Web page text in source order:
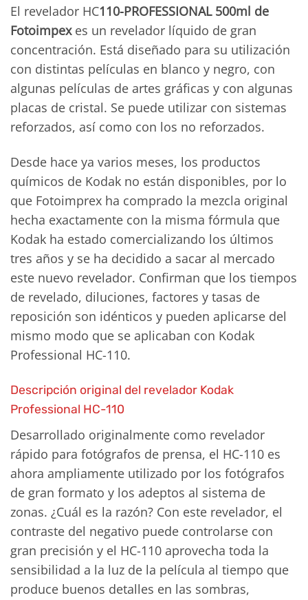
El revelador HC110-PROFESSIONAL 500ml de
Fotoimpex es un revelador líquido de gran
concentración. Está diseñado para su utilización
con distintas películas en blanco y negro, con
algunas películas de artes gráficas y con algunas
placas de cristal. Se puede utilizar con sistemas
reforzados, así como con los no reforzados.
Desde hace ya varios meses, los productos
químicos de Kodak no están disponibles, por lo
que Fotoimprex ha comprado la mezcla original
hecha exactamente con la misma fórmula que
Kodak ha estado comercializando los últimos
tres años y se ha decidido a sacar al mercado
este nuevo revelador. Confirman que los tiempos
de revelado, diluciones, factores y tasas de
reposición son idénticos y pueden aplicarse del
mismo modo que se aplicaban con Kodak
Professional HC-110.
Descripción original del revelador Kodak
Professional HC-110
Desarrollado originalmente como revelador
rápido para fotógrafos de prensa, el HC-110 es
ahora ampliamente utilizado por los fotógrafos
de gran formato y los adeptos al sistema de
zonas. ¿Cuál es la razón? Con este revelador, el
contraste del negativo puede controlarse con
gran precisión y el HC-110 aprovecha toda la
sensibilidad a la luz de la película al tiempo que
produce buenos detalles en las sombras,